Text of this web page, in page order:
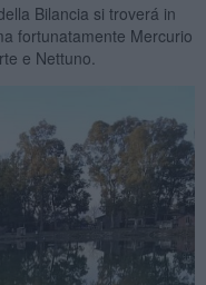
Bilancia si troverá in
fortunatamente Mercurio
e Nettuno.